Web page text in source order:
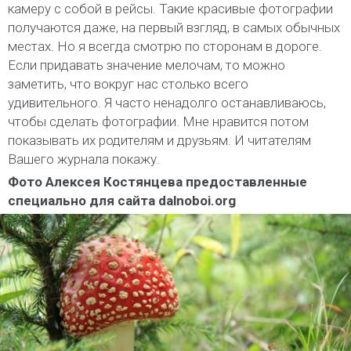
камеру с собой в рейсы. Такие красивые фотографии
получаются даже, на первый взгляд, в самых обычных
местах. Но я всегда смотрю по сторонам в дороге.
Если придавать значение мелочам, то можно
заметить, что вокруг нас столько всего
удивительного. Я часто ненадолго останавливаюсь,
чтобы сделать фотографии. Мне нравится потом
показывать их родителям и друзьям. И читателям
Вашего журнала покажу.
Фото Алексея Костянцева предоставленные
специально для сайта dalnoboi.org